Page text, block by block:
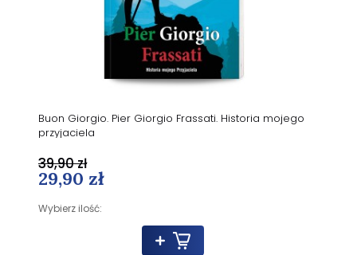
Buon Giorgio. Pier Giorgio Frassati. Historia mojego
przyjaciela
29,90 zł
Wybierz ilość:
39,90 zł